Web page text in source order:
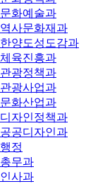
문화예술과
역사문화재과
한양도성도감과
체육진흥과
관광정책과
관광사업과
문화산업과
디자인정책과
공공디자인과
행정
총무과
인사과